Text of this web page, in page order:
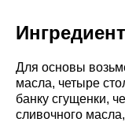
Для основы
масла, четыре
банку сгущенки,
сливочного